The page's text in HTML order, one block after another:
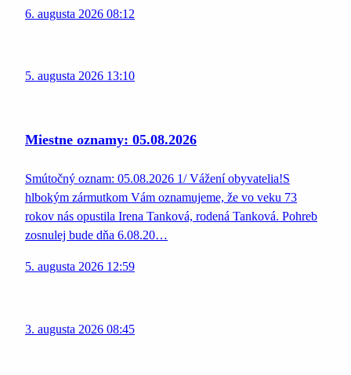
6. augusta 2026 08:12
5. augusta 2026 13:10
Miestne oznamy: 05.08.2026
Smútočný oznam: 05.08.2026 1/ Vážení obyvatelia!S
hlbokým zármutkom Vám oznamujeme, že vo veku 73
rokov nás opustila Irena Tanková, rodená Tanková. Pohreb
zosnulej bude dňa 6.08.20…
5. augusta 2026 12:59
3. augusta 2026 08:45